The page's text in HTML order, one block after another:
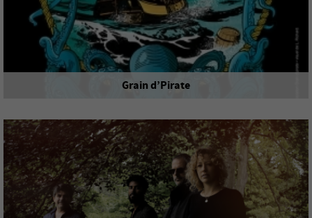
Grain d’Pirate
du 07 au 09 août
BINIC-ÉTABLES-SUR-MER